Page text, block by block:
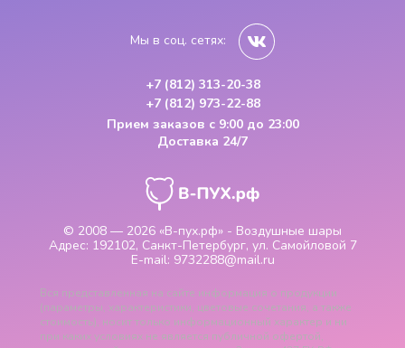
© 2008 — 2026 «В-пух.рф» - Воздушные шары
Адрес: 192102, Санкт-Петербург, ул. Самойловой 7
E-mail: 9732288@mail.ru
Мы в соц. сетях:
+7 (812) 313-20-38
+7 (812) 973-22-88
Прием заказов с 9:00 до 23:00
Доставка 24/7
Вся представленная на сайте информация о продукции
(параметры, характеристики, цветовые сочетания, а также
стоимость), носит только информационный характер и ни
при каких условиях не является публичной офертой,